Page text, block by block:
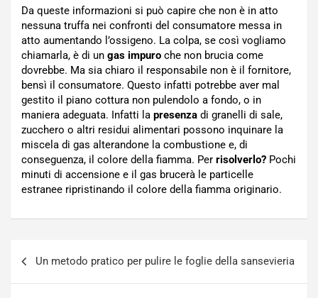
Da queste informazioni si può capire che non è in atto
nessuna truffa nei confronti del consumatore messa in
atto aumentando l’ossigeno. La colpa, se così vogliamo
chiamarla, è di un gas impuro che non brucia come
dovrebbe. Ma sia chiaro il responsabile non è il fornitore,
bensì il consumatore. Questo infatti potrebbe aver mal
gestito il piano cottura non pulendolo a fondo, o in
maniera adeguata. Infatti la presenza di granelli di sale,
zucchero o altri residui alimentari possono inquinare la
miscela di gas alterandone la combustione e, di
conseguenza, il colore della fiamma. Per risolverlo? Pochi
minuti di accensione e il gas brucerà le particelle
estranee ripristinando il colore della fiamma originario.
Un metodo pratico per pulire le foglie della sansevieria